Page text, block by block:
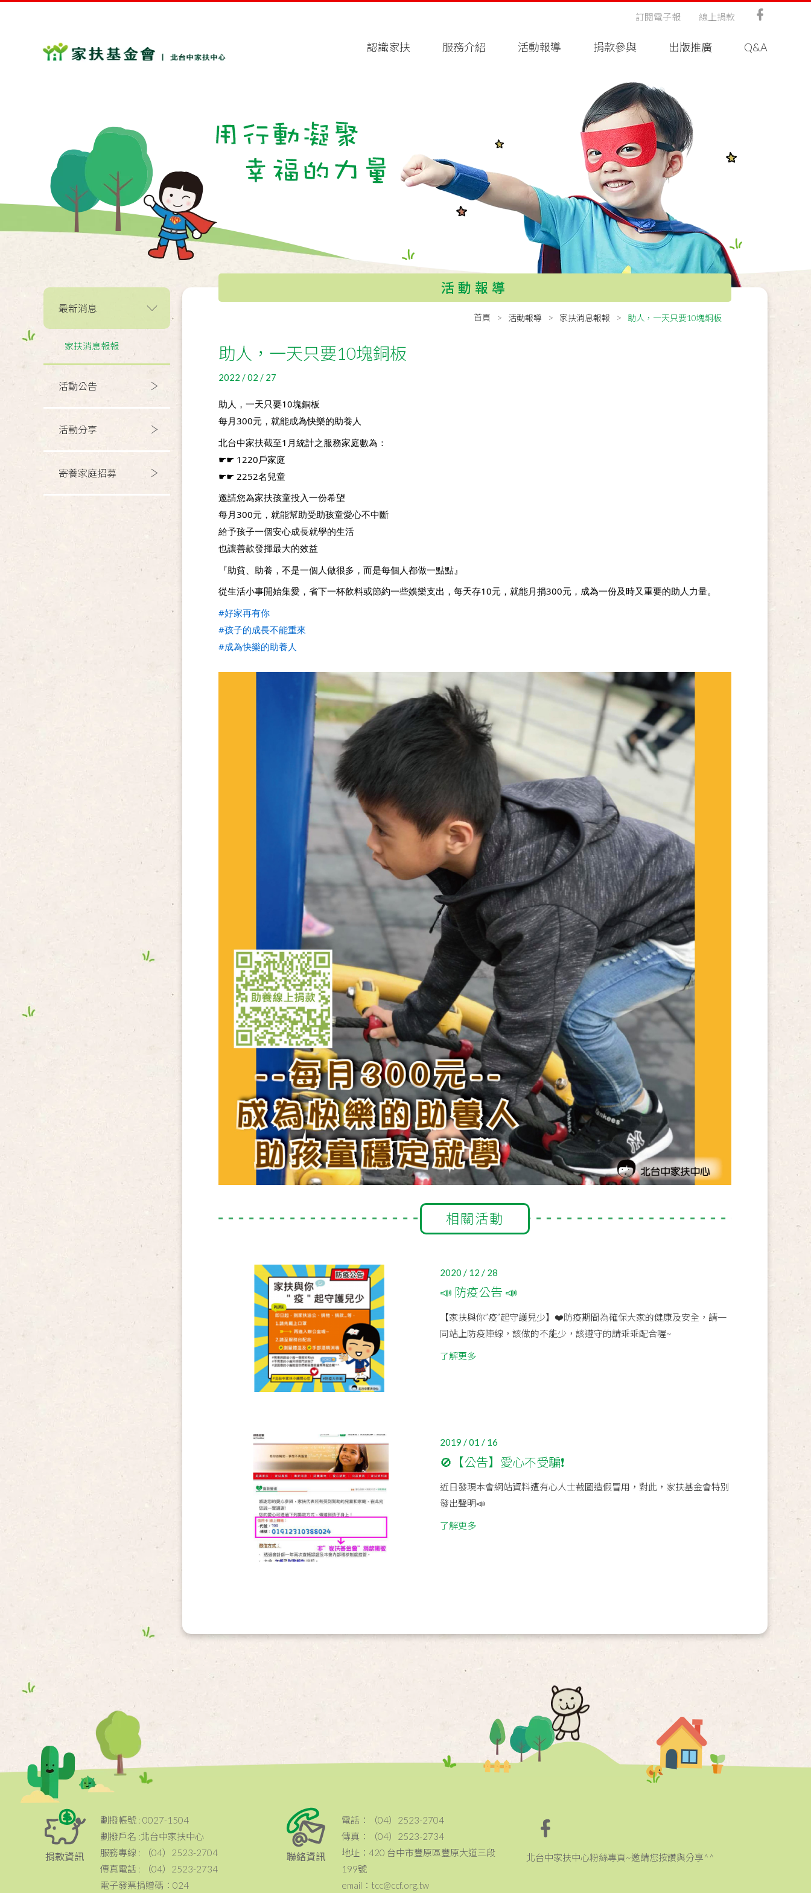
認識家扶 服務介紹 活動報導 捐款參與 出版推廣 Q&A
訂閱電子報 線上捐款
最新消息
家扶消息報報
活動公告
活動分享
寄養家庭招募
活動報導
首頁 活動報導 家扶消息報報 助人，一天只要10塊銅板
助人，一天只要10塊銅板
2022 / 02 / 27
助人，一天只要10塊銅板
每月300元，就能成為快樂的助養人
北台中家扶截至1月統計之服務家庭數為：
☛☛ 1220戶家庭
☛☛ 2252名兒童
邀請您為家扶孩童投入一份希望
每月300元，就能幫助受助孩童愛心不中斷
給予孩子一個安心成長就學的生活
也讓善款發揮最大的效益
『助貧、助養，不是一個人做很多，而是每個人都做一點點』
從生活小事開始集愛，省下一杯飲料或節約一些娛樂支出，每天存10元，就能月捐300元，成為一份及時又重要的助人力量。
#好家再有你
#孩子的成長不能重來
#成為快樂的助養人
相關活動
2020 / 12 / 28
📣 防疫公告 📣
【家扶與你”疫”起守護兒少】❤️防疫期間為確保大家的健康及安全，請一
同站上防疫陣線，該做的不能少，該遵守的請乖乖配合喔~
了解更多
2019 / 01 / 16
🚫【公告】愛心不受騙❗
近日發現本會網站資料遭有心人士截圖造假冒用，對此，家扶基金會特別
發出聲明📣
了解更多
捐款資訊
劃撥帳號 : 0027-1504
劃撥戶名 :北台中家扶中心
服務專線 : （04）2523-2704
傳真電話 : （04）2523-2734
電子發票捐贈碼：024
聯絡資訊
電話：（04）2523-2704
傳真：（04）2523-2734
地址：420 台中市豐原區豐原大道三段
199號
email：tcc@ccf.org.tw
北台中家扶中心粉絲專頁~邀請您按讚與分享^^